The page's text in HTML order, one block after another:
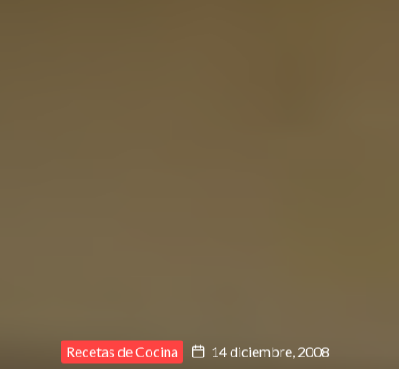
Recetas de Cocina
14 diciembre, 2008